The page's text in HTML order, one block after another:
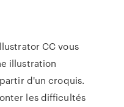
CC vous
illustration
d'un croquis.
les difficultés